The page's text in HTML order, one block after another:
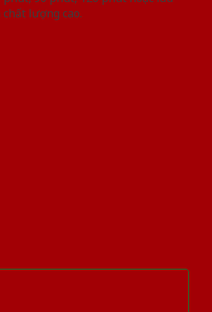
chất lượng cao.